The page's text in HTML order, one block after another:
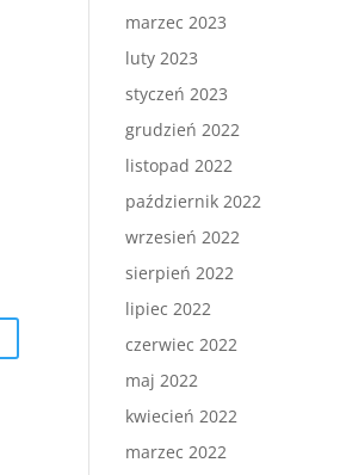
marzec 2023
luty 2023
styczeń 2023
grudzień 2022
listopad 2022
październik 2022
wrzesień 2022
sierpień 2022
lipiec 2022
czerwiec 2022
maj 2022
kwiecień 2022
marzec 2022